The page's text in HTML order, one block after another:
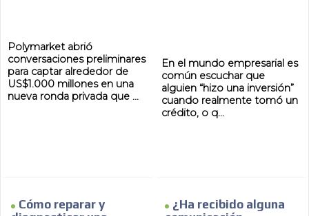
Polymarket abrió
conversaciones preliminares
para captar alrededor de
US$1.000 millones en una
nueva ronda privada que ...
En el mundo empresarial es
común escuchar que
alguien “hizo una inversión”
cuando realmente tomó un
crédito, o q...
Cómo reparar y
¿Ha recibido alguna